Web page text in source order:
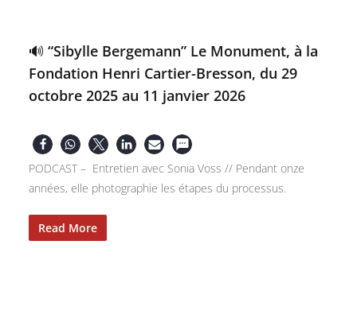
🔊 “Sibylle Bergemann” Le Monument, à la
Fondation Henri Cartier-Bresson, du 29
octobre 2025 au 11 janvier 2026
PODCAST – Entretien avec Sonia Voss // Pendant onze
années, elle photographie les étapes du processus.
Read More